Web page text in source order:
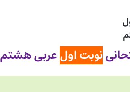
نوبت اولعربی هشتم